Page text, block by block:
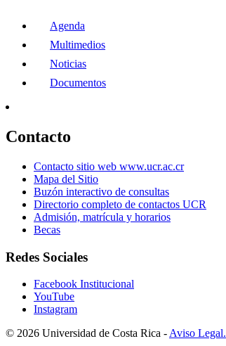
Agenda
Multimedios
Noticias
Documentos
Contacto
Contacto sitio web www.ucr.ac.cr
Mapa del Sitio
Buzón interactivo de consultas
Directorio completo de contactos UCR
Admisión, matrícula y horarios
Becas
Redes Sociales
Facebook Institucional
YouTube
Instagram
© 2026 Universidad de Costa Rica -Aviso Legal.